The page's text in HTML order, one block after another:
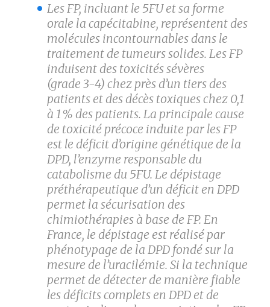
Les FP, incluant le 5FU et sa forme
orale la capécitabine, représentent des
molécules incontournables dans le
traitement de tumeurs solides. Les FP
induisent des toxicités sévères
(grade 3-4) chez près d’un tiers des
patients et des décès toxiques chez 0,1
à 1 % des patients. La principale cause
de toxicité précoce induite par les FP
est le déficit d’origine génétique de la
DPD, l’enzyme responsable du
catabolisme du 5FU. Le dépistage
préthérapeutique d’un déficit en DPD
permet la sécurisation des
chimiothérapies à base de FP. En
France, le dépistage est réalisé par
phénotypage de la DPD fondé sur la
mesure de l’uracilémie. Si la technique
permet de détecter de manière fiable
les déficits complets en DPD et de